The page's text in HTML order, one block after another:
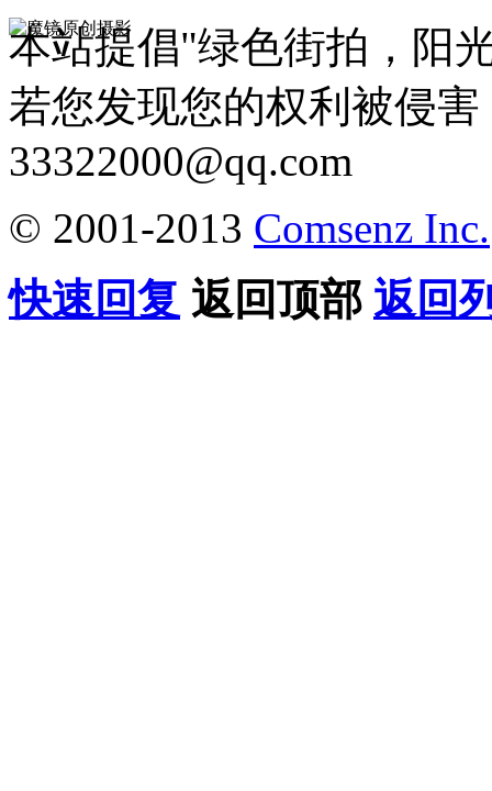
本站提倡"绿色街拍，阳
若您发现您的权利被侵
33322000@qq.com
© 2001-2013 Comsenz Inc.
快速回复 返回顶部 返回